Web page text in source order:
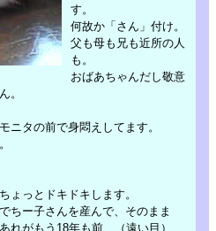
す。
何故か「さん」付け。
父も母も兄も近所の人
も。
おばあちゃんだし敬意
。
ニタの前で身悶えしてます。
ょっとドキドキします。
ちー子さんを産んで、そのまま
れがもう18年も前…（遠い目）